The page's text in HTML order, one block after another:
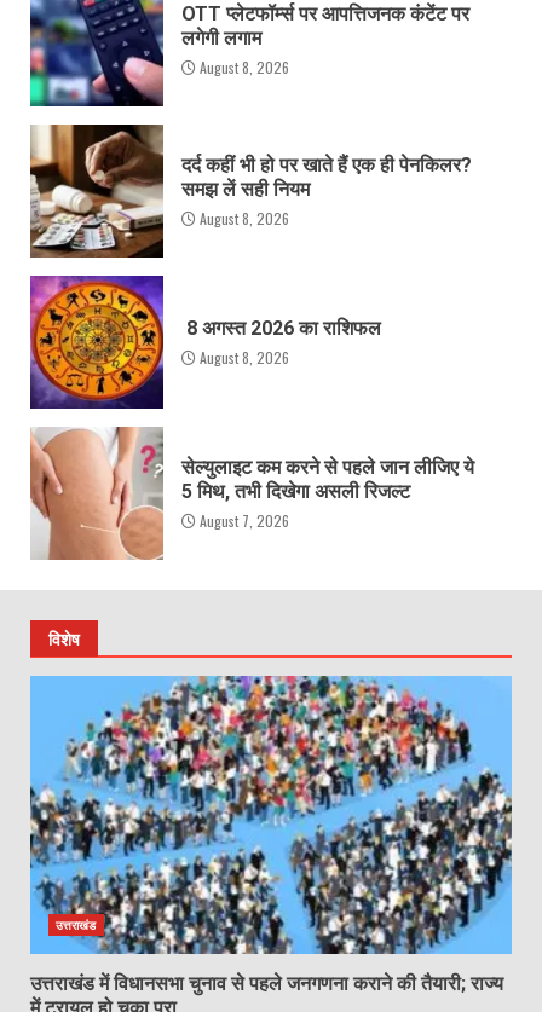
OTT प्लेटफॉर्म्स पर आपत्तिजनक कंटेंट पर
लगेगी लगाम
August 8, 2026
दर्द कहीं भी हो पर खाते हैं एक ही पेनकिलर?
समझ लें सही नियम
August 8, 2026
8 अगस्त 2026 का राशिफल
August 8, 2026
सेल्युलाइट कम करने से पहले जान लीजिए ये
5 मिथ, तभी दिखेगा असली रिजल्ट
August 7, 2026
विशेष
उत्तराखंड
उत्तराखंड में विधानसभा चुनाव से पहले जनगणना कराने की तैयारी; राज्य